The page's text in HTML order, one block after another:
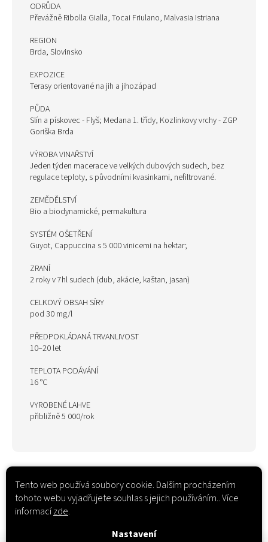
Tento web používá soubory cookie. Dalším procházením
tohoto webu vyjadřujete souhlas s jejich používáním.. Více
informacízde.
Nastavení
ODRŮDA
Převážně Ribolla Gialla, Tocai Friulano, Malvasia Istriana
REGION
Brda, Slovinsko
EXPOZICE
Terasy orientované na jih a jihozápad
PŮDA
Slín a pískovec - Flyš; Medana 1. třídy, Kozlinkovy vrchy - ZGP
Goriška Brda
VÝROBA VINAŘSTVÍ
Jeden týden macerace ve velkých dubových sudech, bez
regulace teploty, s původními kvasinkami, nefiltrované.
ZEMĚDĚLSTVÍ
Bio a biodynamické, permakultura
SYSTÉM OŠETŘENÍ
Guyot, Cappuccina s 5 000 vinicemi na hektar;
ZRANÍ
2 roky v 7hl sudech (dub, akácie, kaštan, jasan)
CELKOVÝ OBSAH SÍRY
pod 30 mg/l
PŘEDPOKLÁDANÁ TRVANLIVOST
10–20 let
TEPLOTA PODÁVÁNÍ
16 °C
VYROBENÉ LAHVE
přibližně 5 000/rok